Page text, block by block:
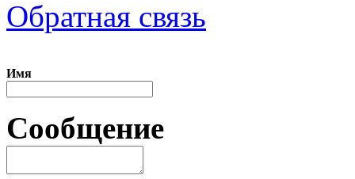
Обратная связь
Имя
Сообщение